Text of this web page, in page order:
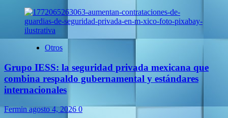
Otros
Grupo IESS: la seguridad privada mexicana que
combina respaldo gubernamental y estándares
internacionales
Fermin agosto 4, 20260